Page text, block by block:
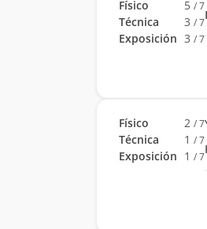
Físico 5 / 7
Técnica 3 / 7
Exposición 3 / 7
Físico 2 / 7
Técnica 1 / 7
Exposición 1 / 7